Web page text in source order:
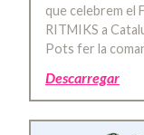
que celebrem el
RITMIKS a
Pots fer la
Descarregar